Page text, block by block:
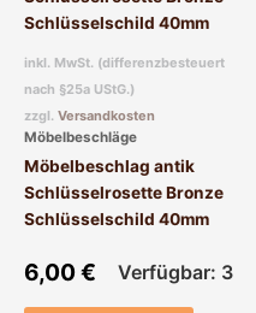
inkl. MwSt. (differenzbesteuert
nach §25a UStG.)
zzgl. Versandkosten
Möbelbeschläge
Möbelbeschlag antik
Schlüsselrosette Bronze
Schlüsselschild 40mm
6,00€ Verfügbar: 3